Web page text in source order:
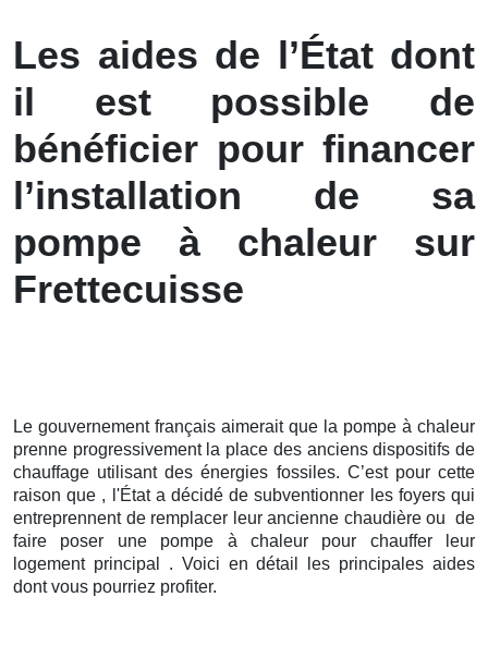
Les aides de l’État dont
il est possible de
bénéficier pour financer
l’installation de sa
pompe à chaleur sur
Frettecuisse
Le gouvernement français aimerait que la pompe à chaleur
prenne progressivement la place des anciens dispositifs de
chauffage utilisant des énergies fossiles. C’est pour cette
raison que , l'État a décidé de subventionner les foyers qui
entreprennent de remplacer leur ancienne chaudière ou de
faire poser une pompe à chaleur pour chauffer leur
logement principal . Voici en détail les principales aides
dont vous pourriez profiter.